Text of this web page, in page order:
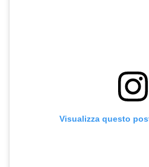
Visualizza questo